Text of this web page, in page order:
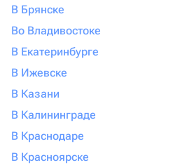
В Брянске
Во Владивостоке
В Екатеринбурге
В Ижевске
В Казани
В Калининграде
В Краснодаре
В Красноярске